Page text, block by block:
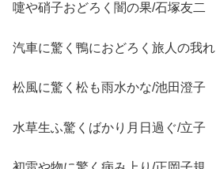
嚏や硝子おどろく闇の果/石塚友二
汽車に驚く鴨におどろく旅人の我れ
松風に驚く松も雨水かな/池田澄子
水草生ふ驚くばかり月日過ぐ/立子